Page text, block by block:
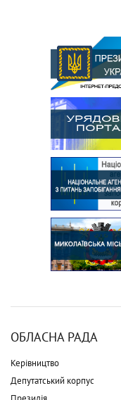
ОБЛАСНА РАДА
Керівництво
Депутатський корпус